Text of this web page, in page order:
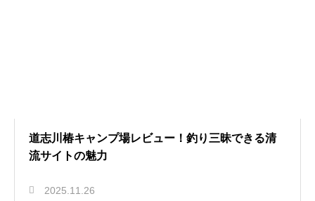
道志川椿キャンプ場レビュー！釣り三昧できる清
流サイトの魅力
2025.11.26